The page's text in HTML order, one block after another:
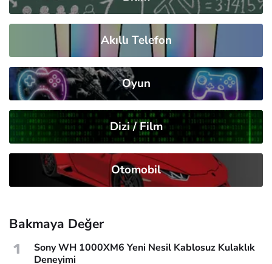
Akıllı Telefon
Oyun
Dizi / Film
Otomobil
Bakmaya Değer
1
Sony WH 1000XM6 Yeni Nesil Kablosuz Kulaklık
Deneyimi